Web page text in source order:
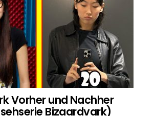
Vorher und Nachher
Bizaardvark)